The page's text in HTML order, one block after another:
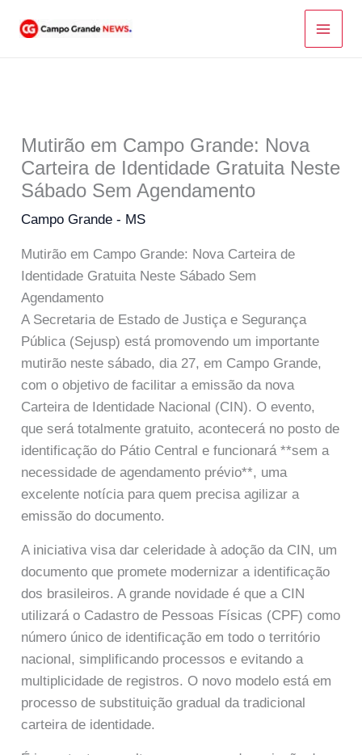
para
Mutirão em Campo Grande: Nova
Carteira de Identidade Gratuita Neste
Sábado Sem Agendamento
Campo Grande - MS
Mutirão em Campo Grande: Nova Carteira de
Identidade Gratuita Neste Sábado Sem
Agendamento
A Secretaria de Estado de Justiça e Segurança
Pública (Sejusp) está promovendo um importante
mutirão neste sábado, dia 27, em Campo Grande,
com o objetivo de facilitar a emissão da nova
Carteira de Identidade Nacional (CIN). O evento,
que será totalmente gratuito, acontecerá no posto de
identificação do Pátio Central e funcionará **sem a
necessidade de agendamento prévio**, uma
excelente notícia para quem precisa agilizar a
emissão do documento.
A iniciativa visa dar celeridade à adoção da CIN, um
documento que promete modernizar a identificação
dos brasileiros. A grande novidade é que a CIN
utilizará o Cadastro de Pessoas Físicas (CPF) como
número único de identificação em todo o território
nacional, simplificando processos e evitando a
multiplicidade de registros. O novo modelo está em
processo de substituição gradual da tradicional
carteira de identidade.